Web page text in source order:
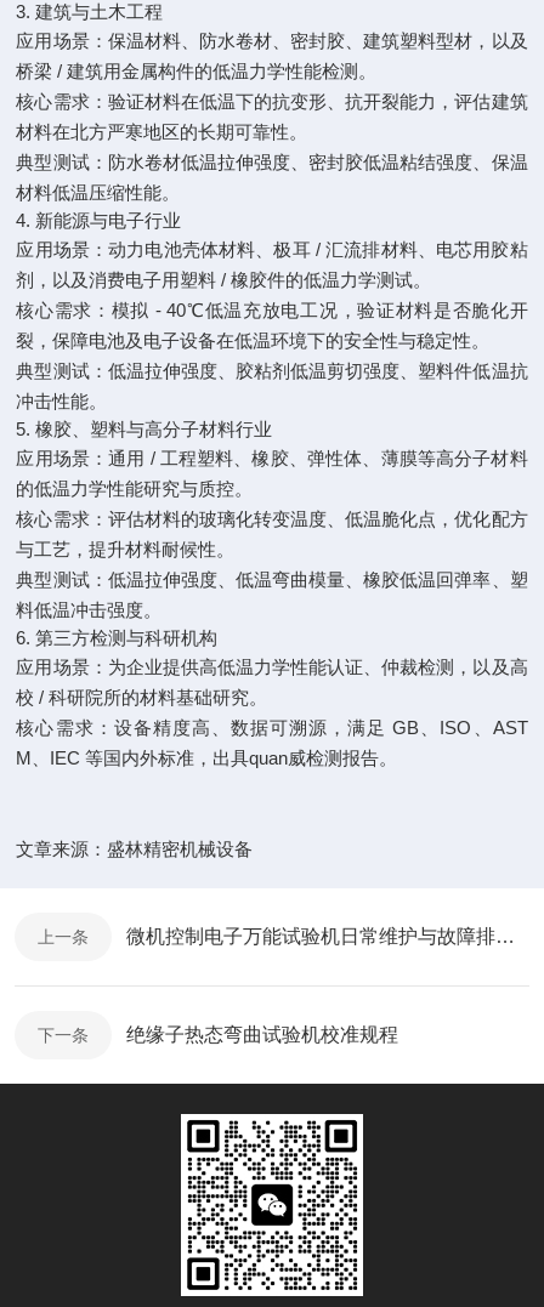
3. 建筑与土木工程
应用场景：保温材料、防水卷材、密封胶、建筑塑料型材，以及
桥梁 / 建筑用金属构件的低温力学性能检测。
核心需求：验证材料在低温下的抗变形、抗开裂能力，评估建筑
材料在北方严寒地区的长期可靠性。
典型测试：防水卷材低温拉伸强度、密封胶低温粘结强度、保温
材料低温压缩性能。
4. 新能源与电子行业
应用场景：动力电池壳体材料、极耳 / 汇流排材料、电芯用胶粘
剂，以及消费电子用塑料 / 橡胶件的低温力学测试。
核心需求：模拟 - 40℃低温充放电工况，验证材料是否脆化开
裂，保障电池及电子设备在低温环境下的安全性与稳定性。
典型测试：低温拉伸强度、胶粘剂低温剪切强度、塑料件低温抗
冲击性能。
5. 橡胶、塑料与高分子材料行业
应用场景：通用 / 工程塑料、橡胶、弹性体、薄膜等高分子材料
的低温力学性能研究与质控。
核心需求：评估材料的玻璃化转变温度、低温脆化点，优化配方
与工艺，提升材料耐候性。
典型测试：低温拉伸强度、低温弯曲模量、橡胶低温回弹率、塑
料低温冲击强度。
6. 第三方检测与科研机构
应用场景：为企业提供高低温力学性能认证、仲裁检测，以及高
校 / 科研院所的材料基础研究。
核心需求：设备精度高、数据可溯源，满足 GB、ISO、AST
M、IEC 等国内外标准，出具quan威检测报告。
文章来源：盛林精密机械设备
上一条 微机控制电子万能试验机日常维护与故障排查指南
下一条 绝缘子热态弯曲试验机校准规程